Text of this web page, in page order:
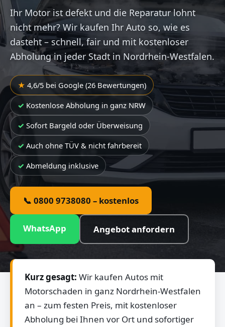
Ihr Motor ist defekt und die Reparatur lohnt
nicht mehr? Wir kaufen Ihr Auto so, wie es
dasteht – schnell, fair und mit kostenloser
Abholung in jeder Stadt in Nordrhein-Westfalen.
4,6/5 bei Google (26 Bewertungen)
Kostenlose Abholung in ganz NRW
Sofort Bargeld oder Überweisung
Auch ohne TÜV & nicht fahrbereit
Abmeldung inklusive
📞 0800 9738080 – kostenlos
WhatsApp Angebot anfordern
Kurz gesagt: Wir kaufen Autos mit
Motorschaden in ganz Nordrhein-Westfalen
an – zum festen Preis, mit kostenloser
Abholung bei Ihnen vor Ort und sofortiger